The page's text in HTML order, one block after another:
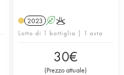
2023 AK
Lotto di 1 bottiglia | 1 asta
30€
(Prezzo attuale)